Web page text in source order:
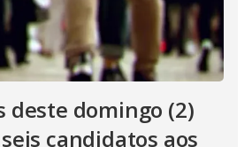
deste domingo (2)
candidatos aos